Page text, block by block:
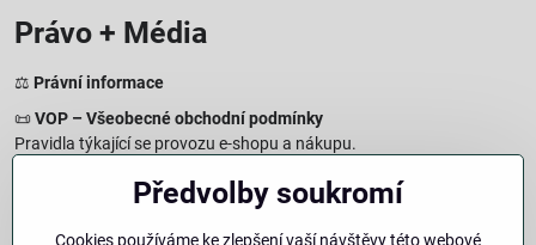
Právo + Média
⚖️ Právní informace
📜VOP – Všeobecné obchodní podmínky
Pravidla týkající se provozu e-shopu a nákupu.
Zásady zpracování osobních údajů
Jak chráníme a zpracováváme vaše osobní údaje.
Informace o cookies
Předvolby soukromí
Cookies používáme ke zlepšení vaší návštěvy této webové